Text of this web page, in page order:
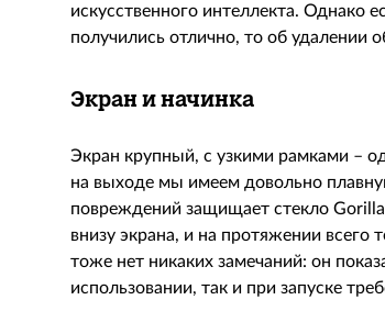
искусственного интеллекта. Однако
получились отлично, то об удалении
Экран и начинка
Экран крупный, с узкими рамками –
на выходе мы имеем довольно
повреждений защищает стекло
внизу экрана, и на протяжении всего
тоже нет никаких замечаний: он
использовании, так и при запуске